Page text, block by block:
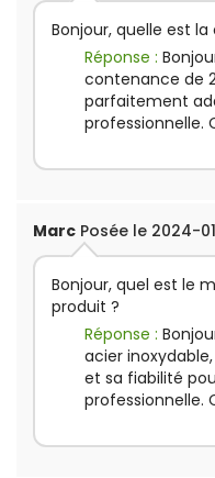
Bonjour, quelle est
Réponse :
contenance de
parfaitement
professionnelle.
Marc Posée le 2024-
Bonjour, quel est le
produit ?
Réponse :
acier
et sa fiabilité
professionnelle.